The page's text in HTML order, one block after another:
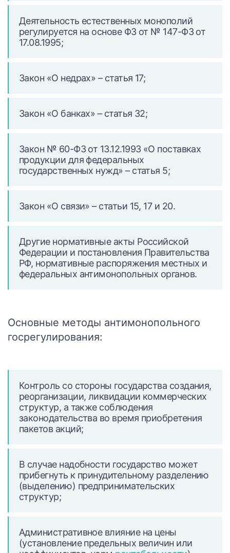
Деятельность естественных монополий
регулируется на основе ФЗ от № 147-ФЗ от
17.08.1995;
Закон «О недрах» – статья 17;
Закон «О банках» – статья 32;
Закон № 60-ФЗ от 13.12.1993 «О поставках
продукции для федеральных
государственных нужд» – статья 5;
Закон «О связи» – статьи 15, 17 и 20.
Другие нормативные акты Российской
Федерации и постановления Правительства
РФ, нормативные распоряжения местных и
федеральных антимонопольных органов.
Основные методы антимонопольного
госрегулирования:
Контроль со стороны государства создания,
реорганизации, ликвидации коммерческих
структур, а также соблюдения
законодательства во время приобретения
пакетов акций;
В случае надобности государство может
прибегнуть к принудительному разделению
(выделению) предпринимательских
структур;
Административное влияние на цены
(установление предельных величин или